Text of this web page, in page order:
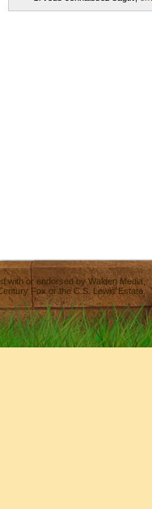
with or endorsed byWalden Media
Fox or the C.S. Lewis Estate.